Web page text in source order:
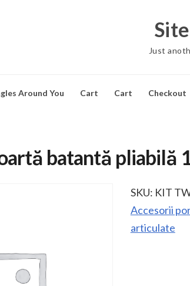
Just
Around You Cart Cart Checkout
batantă pliabilă
SKU: KIT
Accesorii
articulate